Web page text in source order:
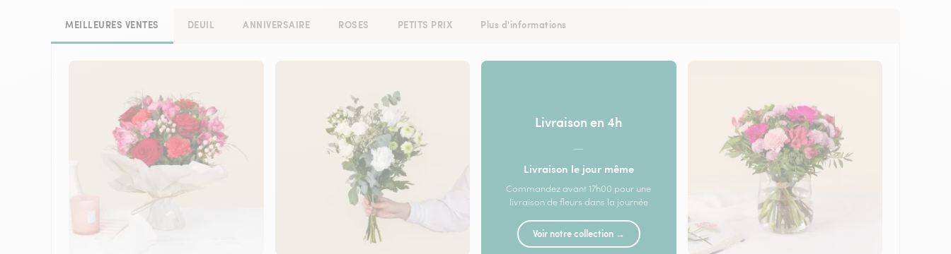
MEILLEURES VENTES DEUIL ANNIVERSAIRE ROSES PETITS PRIX Plus d'informations
Livraison en 4h
—
Livraison le jour même
Commandez avant 17h00 pour une
livraison de fleurs dans la journée
Voir notre collection →